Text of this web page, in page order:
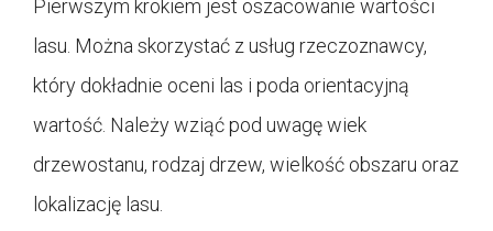
Pierwszym krokiem jest oszacowanie wartości
lasu. Można skorzystać z usług rzeczoznawcy,
który dokładnie oceni las i poda orientacyjną
wartość. Należy wziąć pod uwagę wiek
drzewostanu, rodzaj drzew, wielkość obszaru oraz
lokalizację lasu.